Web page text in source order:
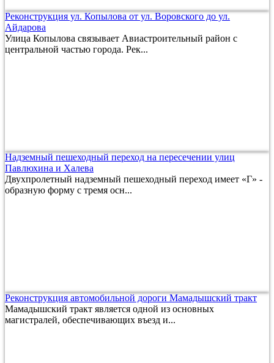
Реконструкция ул. Копылова от ул. Воровского до ул.
Айдарова
Улица Копылова связывает Авиастроительный район с
центральной частью города. Рек...
Надземный пешеходный переход на пересечении улиц
Павлюхина и Халева
Двухпролетный надземный пешеходный переход имеет «Г» -
образную форму с тремя осн...
Реконструкция автомобильной дороги Мамадышский тракт
Мамадышский тракт является одной из основных
магистралей, обеспечивающих въезд и...